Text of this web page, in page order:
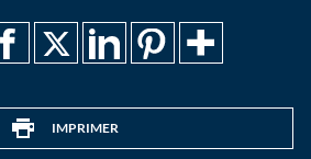
IMPRIMER